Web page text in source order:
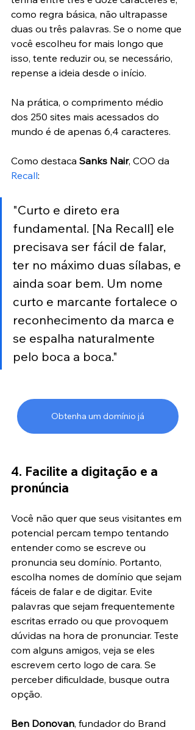
como regra básica, não ultrapasse
duas ou três palavras. Se o nome que
você escolheu for mais longo que
isso, tente reduzir ou, se necessário,
repense a ideia desde o início.
Na prática, o comprimento médio
dos 250 sites mais acessados do
mundo é de apenas 6,4 caracteres.
Como destaca Sanks Nair, COO da
Recall:
"Curto e direto era
fundamental. [Na Recall] ele
precisava ser fácil de falar,
ter no máximo duas sílabas, e
ainda soar bem. Um nome
curto e marcante fortalece o
reconhecimento da marca e
se espalha naturalmente
pelo boca a boca."
Obtenha um domínio já
4. Facilite a digitação e a
pronúncia
Você não quer que seus visitantes em
potencial percam tempo tentando
entender como se escreve ou
pronuncia seu domínio. Portanto,
escolha nomes de domínio que sejam
fáceis de falar e de digitar. Evite
palavras que sejam frequentemente
escritas errado ou que provoquem
dúvidas na hora de pronunciar. Teste
com alguns amigos, veja se eles
escrevem certo logo de cara. Se
perceber dificuldade, busque outra
opção.
Ben Donovan, fundador do Brand